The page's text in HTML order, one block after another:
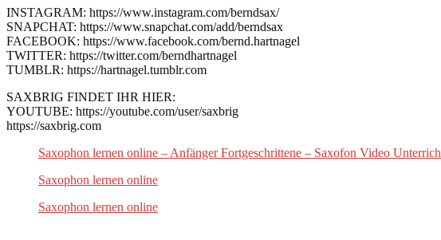
INSTAGRAM: https://www.instagram.com/berndsax/
SNAPCHAT: https://www.snapchat.com/add/berndsax
FACEBOOK: https://www.facebook.com/bernd.hartnagel
TWITTER: https://twitter.com/berndhartnagel
TUMBLR: https://hartnagel.tumblr.com
SAXBRIG FINDET IHR HIER:
YOUTUBE: https://youtube.com/user/saxbrig
https://saxbrig.com
Saxophon lernen online – Anfänger Fortgeschrittene – Saxofon Video
Saxophon lernen online
Saxophon lernen online